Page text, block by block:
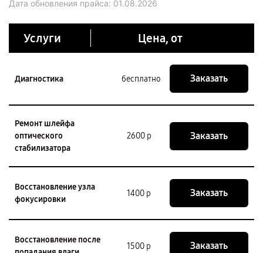
Дата обновления прайса: 01.08.2026
Услуги Цена, от
Диагностика бесплатно Заказать
Ремонт шлейфа
оптического
стабилизатора
2600 р Заказать
Восстановление узла
фокусировки
1400 р Заказать
Восстановление после
1500 р Заказать